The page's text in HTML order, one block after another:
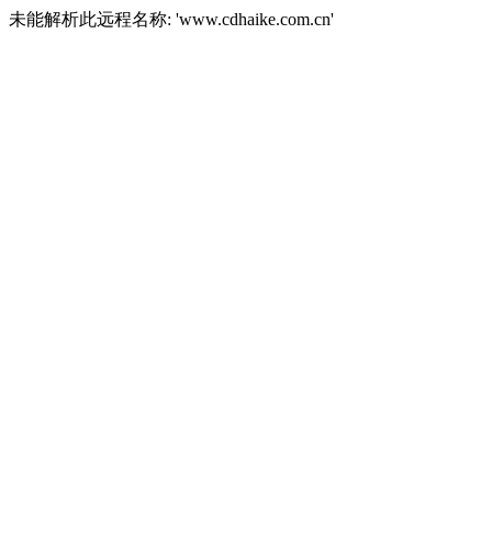
未能解析此远程名称: 'www.cdhaike.com.cn'